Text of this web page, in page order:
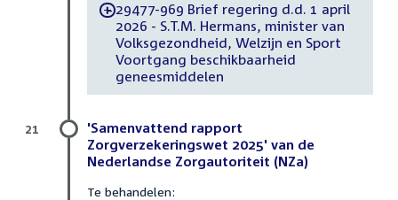
-29477-969 Brief regering d.d. 1 april
2026 - S.T.M. Hermans, minister van
Volksgezondheid, Welzijn en Sport
Voortgang beschikbaarheid
geneesmiddelen
'Samenvattend rapport
Zorgverzekeringswet 2025' van de
Nederlandse Zorgautoriteit (NZa)
Te behandelen:
21